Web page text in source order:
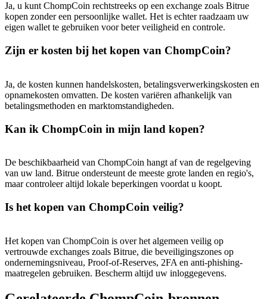
USDT New User Exclusive 10% APR
USDT Flexible Staking | Daily Rewards
BTC New User Exclusive: 6.5% APR
BTC Flexible Staking | Daily Rewards
Meer evenementen
Win prijzen en exclusieve beloningen
Ja, u kunt ChompCoin rechtstreeks op een exchange zoals Bitrue
kopen zonder een persoonlijke wallet. Het is echter raadzaam uw
eigen wallet te gebruiken voor beter veiligheid en controle.
Zijn er kosten bij het kopen van ChompCoin?
Ja, de kosten kunnen handelskosten, betalingsverwerkingskosten en
opnamekosten omvatten. De kosten variëren afhankelijk van
betalingsmethoden en marktomstandigheden.
Kan ik ChompCoin in mijn land kopen?
De beschikbaarheid van ChompCoin hangt af van de regelgeving
van uw land. Bitrue ondersteunt de meeste grote landen en regio's,
maar controleer altijd lokale beperkingen voordat u koopt.
Is het kopen van ChompCoin veilig?
Het kopen van ChompCoin is over het algemeen veilig op
vertrouwde exchanges zoals Bitrue, die beveiligingszones op
ondernemingsniveau, Proof-of-Reserves, 2FA en anti-phishing-
maatregelen gebruiken. Bescherm altijd uw inloggegevens.